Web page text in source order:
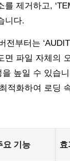
제거하고,
니다.
전부터는
면 파일 자체의
높일 수 있습
적화하여 로딩
요 기능 효